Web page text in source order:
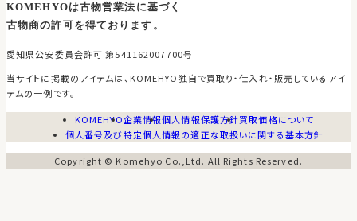
KOMEHYOは古物営業法に基づく
古物商の許可を得ております。
愛知県公安委員会許可 第541162007700号
当サイトに掲載のアイテムは、KOMEHYO独自で買取り・仕入れ・販売しているアイ
テムの一例です。
KOMEHYO企業情報個人情報保護方針買取価格について
個人番号及び特定個人情報の適正な取扱いに関する基本方針
Copyright © Komehyo Co.,Ltd. All Rights Reserved.